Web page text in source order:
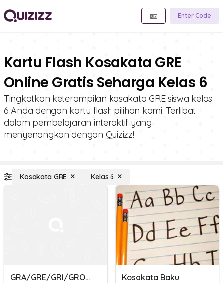
Enter Code
Kartu Flash Kosakata GRE
Online Gratis Seharga Kelas 6
Tingkatkan keterampilan kosakata GRE siswa kelas
6 Anda dengan kartu flash pilihan kami. Terlibat
dalam pembelajaran interaktif yang
menyenangkan dengan Quizizz!
Kosakata GRE Kelas 6
GRA/GRE/GRI/GRO/GRU Kosakata Baku